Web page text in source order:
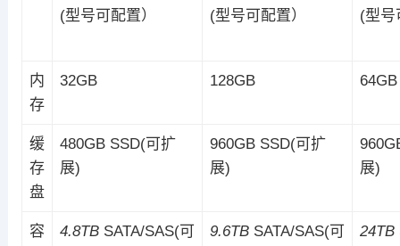
(型号可配置） (型号可配置） (型号
内
存
32GB 128GB 64GB
缓
存
盘
480GB SSD(可扩
展)
960GB SSD(可扩
展)
展)
容
4.8TBSATA/SAS(可
9.6TBSATA/SAS(可
24TB